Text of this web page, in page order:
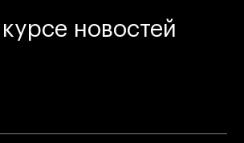
курсе новостей